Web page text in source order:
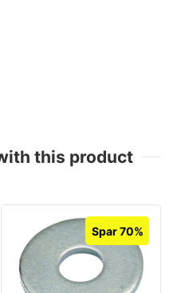
this product
Spar 70%